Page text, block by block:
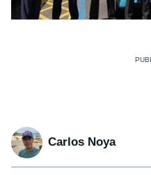
Carlos Noya